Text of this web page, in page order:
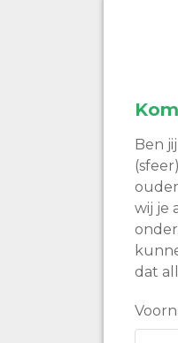
Ben
wij je
dat